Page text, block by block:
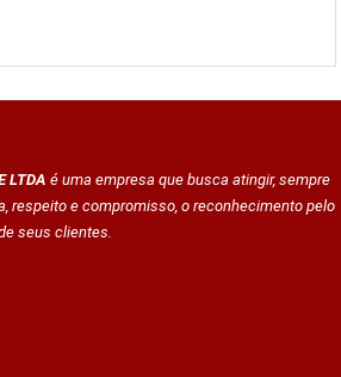
LTDA é uma empresa que busca atingir, sempre
respeito e compromisso, o reconhecimento pelo
seus clientes.